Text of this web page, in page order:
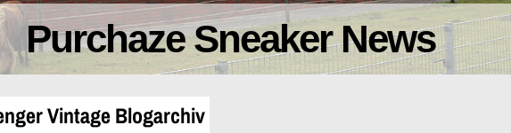
Purchaze Sneaker News
Vintage Blogarchiv